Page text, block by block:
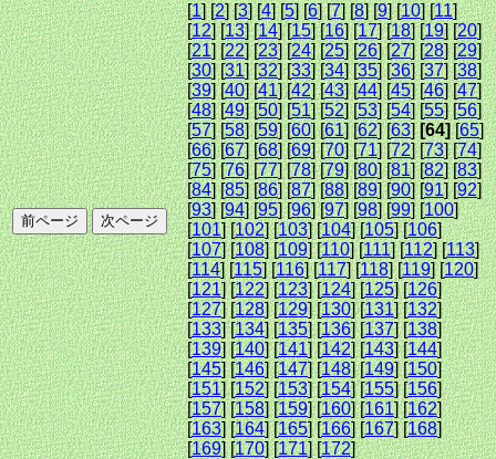
[1] [2] [3] [4] [5] [6] [7] [8] [9] [10] [11]
[12] [13] [14] [15] [16] [17] [18] [19] [20]
[21] [22] [23] [24] [25] [26] [27] [28] [29]
[30] [31] [32] [33] [34] [35] [36] [37] [38]
[39] [40] [41] [42] [43] [44] [45] [46] [47]
[48] [49] [50] [51] [52] [53] [54] [55] [56]
[57] [58] [59] [60] [61] [62] [63][64][65]
[66] [67] [68] [69] [70] [71] [72] [73] [74]
[75] [76] [77] [78] [79] [80] [81] [82] [83]
[84] [85] [86] [87] [88] [89] [90] [91] [92]
[93] [94] [95] [96] [97] [98] [99] [100]
[101] [102] [103] [104] [105] [106]
[107] [108] [109] [110] [111] [112] [113]
[114] [115] [116] [117] [118] [119] [120]
[121] [122] [123] [124] [125] [126]
[127] [128] [129] [130] [131] [132]
[133] [134] [135] [136] [137] [138]
[139] [140] [141] [142] [143] [144]
[145] [146] [147] [148] [149] [150]
[151] [152] [153] [154] [155] [156]
[157] [158] [159] [160] [161] [162]
[163] [164] [165] [166] [167] [168]
[169] [170] [171] [172]